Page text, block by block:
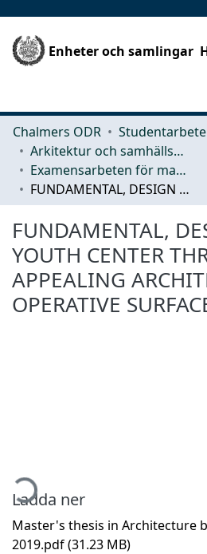
Enheter och samlingar
Chalmers ODR
Arkitektur och samhällsbyggnadsteknik (ACE)
Examensarbeten för masterexamen
FUNDAMENTAL, DESIGN OF A YOUTH CENTER THROUGH APPEALING ARCHITECTURE OF OPERATIVE SURFACES
FUNDAMENTAL,
YOUTH CENTER
APPEALING
OPERATIVE
Ladda ner
Master's thesis in Architecture
2019.pdf(31.23 MB)